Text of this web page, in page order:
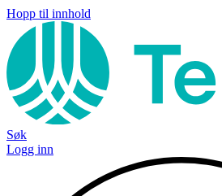
Hopp til innhold
Søk
Logg inn